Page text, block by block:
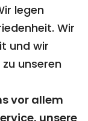
legen
Wir
und wir
unseren
vor allem
unsere